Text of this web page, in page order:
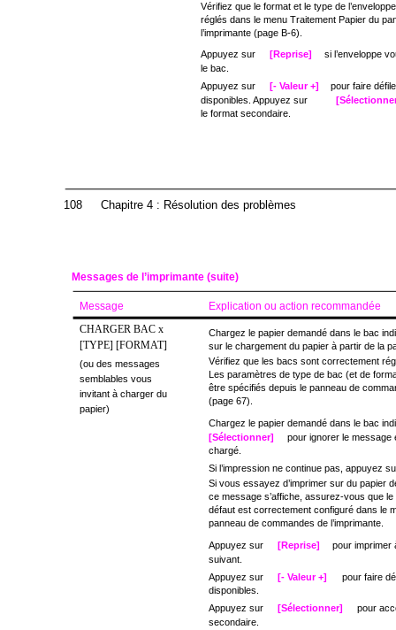
108 Chapitre 4 : Résolution des problèmes
Vérifiez que le format et le type de
réglés dans le menu Traitement Papier du
l’imprimante (page B-6).
Appuyez sur
[Reprise]
si l’enveloppe
le bac.
Appuyez sur
[- Valeur +]
pour faire
disponibles. Appuyez sur
le format secondaire.
CHARGER BAC x
[TYPE] [FORMAT]
(ou des messages
semblables vous
invitant à charger du
papier)
Chargez le papier demandé dans le bac
sur le chargement du papier à partir de la
Vérifiez que les bacs sont correctement
Les paramètres de type de bac (et de
être spécifiés depuis le panneau de
(page 67).
Chargez le papier demandé dans le bac
[Sélectionner]
pour ignorer le message
chargé.
Si l’impression ne continue pas, appuyez
Si vous essayez d’imprimer sur du papier
ce message s’affiche, assurez-vous que
défaut est correctement configuré dans le
panneau de commandes de l’imprimante.
Appuyez sur [Reprise]
pour imprimer
suivant.
Appuyez sur
[- Valeur +]
pour faire
disponibles.
Appuyez sur
[Sélectionner]
pour
secondaire.
Messages de l’imprimante (suite)
Message Explication ou action recommandée